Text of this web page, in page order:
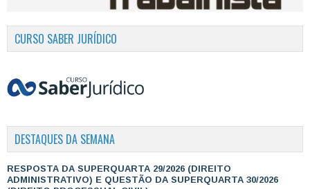
CURSO SABER JURÍDICO
DESTAQUES DA SEMANA
RESPOSTA DA SUPERQUARTA 29/2026 (DIREITO
ADMINISTRATIVO) E QUESTÃO DA SUPERQUARTA 30/2026